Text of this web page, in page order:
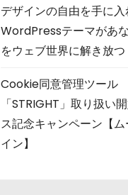
デザインの自由を手に
WordPressテーマがあ
をウェブ世界に解き放
Cookie同意管理ツール
「STRIGHT」取り扱い
ス記念キャンペーン【ム
イン】